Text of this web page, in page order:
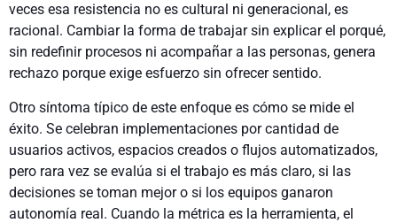
veces esa resistencia no es cultural ni generacional, es
racional. Cambiar la forma de trabajar sin explicar el porqué,
sin redefinir procesos ni acompañar a las personas, genera
rechazo porque exige esfuerzo sin ofrecer sentido.
Otro síntoma típico de este enfoque es cómo se mide el
éxito. Se celebran implementaciones por cantidad de
usuarios activos, espacios creados o flujos automatizados,
pero rara vez se evalúa si el trabajo es más claro, si las
decisiones se toman mejor o si los equipos ganaron
autonomía real. Cuando la métrica es la herramienta, el